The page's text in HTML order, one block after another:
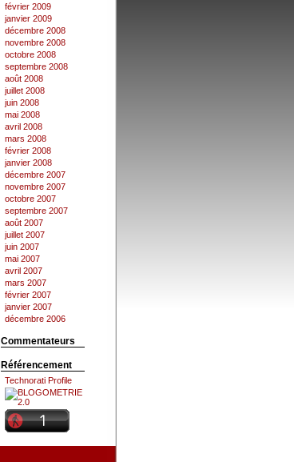
février 2009
janvier 2009
décembre 2008
novembre 2008
octobre 2008
septembre 2008
août 2008
juillet 2008
juin 2008
mai 2008
avril 2008
mars 2008
février 2008
janvier 2008
décembre 2007
novembre 2007
octobre 2007
septembre 2007
août 2007
juillet 2007
juin 2007
mai 2007
avril 2007
mars 2007
février 2007
janvier 2007
décembre 2006
Commentateurs
Référencement
Technorati Profile